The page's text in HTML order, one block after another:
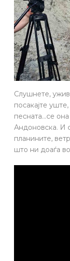
Слушнете,
посакајте
песната…се
Андоновска. И
планините,
што ни доаѓа